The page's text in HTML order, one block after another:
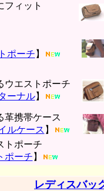
フィット
ポーチ 】
ウエストポーチ
ーナル】
革携帯ケース
ルケース 】
トポーチ
ポーチ 】
レディスバッ